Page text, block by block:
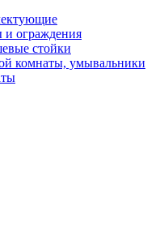
ограждения
стойки
комнаты, умывальники